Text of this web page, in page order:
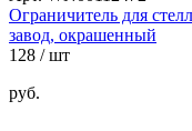
Ограничитель для
завод, окрашенный
128 / шт
руб.